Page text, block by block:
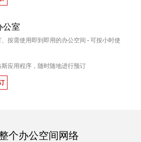
公室
按需使用即到即用的办公空间 - 可按小时使
斯应用程序，随时随地进行预订
个办公空间网络